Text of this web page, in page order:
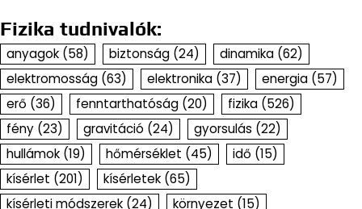
Fizika tudnivalók:
anyagok (58) biztonság (24) dinamika (62)
elektromosság (63) elektronika (37) energia (57)
erő (36) fenntarthatóság (20) fizika (526)
fény (23) gravitáció (24) gyorsulás (22)
hullámok (19) hőmérséklet (45) idő (15)
kísérlet (201) kísérletek (65)
kísérleti módszerek (24) környezet (15)